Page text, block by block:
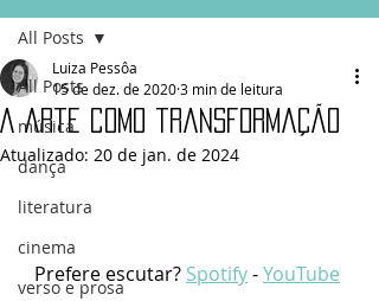
All Posts
música
dança
literatura
cinema
verso e prosa
All Posts
A arte como transformação
Luiza Pessôa
15 de dez. de 20203 min de leitura
Atualizado: 20 de jan. de 2024
Prefere escutar? Spotify - YouTube